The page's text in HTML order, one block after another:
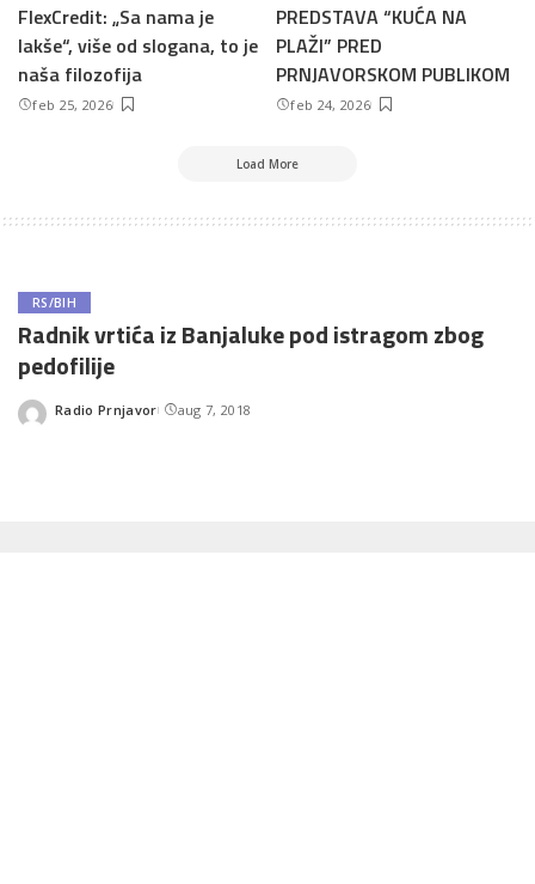
FlexCredit: „Sa nama je
lakše“, više od slogana, to je
naša filozofija
feb 25, 2026
PREDSTAVA “KUĆA NA
PLAŽI” PRED
PRNJAVORSKOM PUBLIKOM
feb 24, 2026
Load More
RS/BIH
Radnik vrtića iz Banjaluke pod istragom zbog
pedofilije
Posted
Radio Prnjavor aug 7, 2018